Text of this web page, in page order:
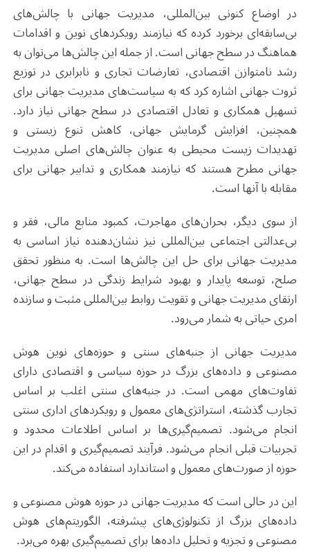
در اوضاع کنونی بین‌المللی، مدیریت جهانی با چالش‌های
بی‌سابقه‌ای برخورد کرده که نیازمند رویکردهای نوین و اقدامات
هماهنگ در سطح جهانی است. از جمله این چالش‌ها می‌توان به
رشد نامتوازن اقتصادی، تعارضات تجاری و نابرابری در توزیع
ثروت جهانی اشاره کرد که به سیاست‌های مدیریت جهانی برای
تسهیل همکاری و تعادل اقتصادی در سطح جهانی نیاز دارد.
همچنین، افزایش گرمایش جهانی، کاهش تنوع زیستی و
تهدیدات زیست محیطی به عنوان چالش‌های اصلی مدیریت
جهانی مطرح هستند که نیازمند همکاری و تدابیر جهانی برای
مقابله با آنها است.
از سوی دیگر، بحران‌های مهاجرت، کمبود منابع مالی، فقر و
بی‌عدالتی اجتماعی بین‌المللی نیز نشان‌دهنده نیاز اساسی به
مدیریت جهانی برای حل این چالش‌ها است. به منظور تحقق
صلح، توسعه پایدار و بهبود شرایط زندگی در سطح جهانی،
ارتقای مدیریت جهانی و تقویت روابط بین‌المللی مثبت و سازنده
امری حیاتی به شمار می‌رود.
مدیریت جهانی از جنبه‌های سنتی و حوزه‌های نوین هوش
مصنوعی و داده‌های بزرگ در حوزه سیاسی و اقتصادی دارای
تفاوت‌های مهمی است. در جنبه‌های سنتی اغلب بر اساس
تجارب گذشته، استراتژی‌های معمول و رویکردهای اداری سنتی
انجام می‌شود. تصمیم‌گیری‌ها بر اساس اطلاعات محدود و
تجربیات قبلی انجام می‌شود. فرآیند تصمیم‌گیری و اقدام در این
حوزه از صورت‌های معمول و استاندارد استفاده می‌کند.
این در حالی است که مدیریت جهانی در حوزه هوش مصنوعی و
داده‌های بزرگ از تکنولوژی‌های پیشرفته، الگوریتم‌های هوش
مصنوعی و تجزیه و تحلیل داده‌ها برای تصمیم‌گیری بهره می‌برد.